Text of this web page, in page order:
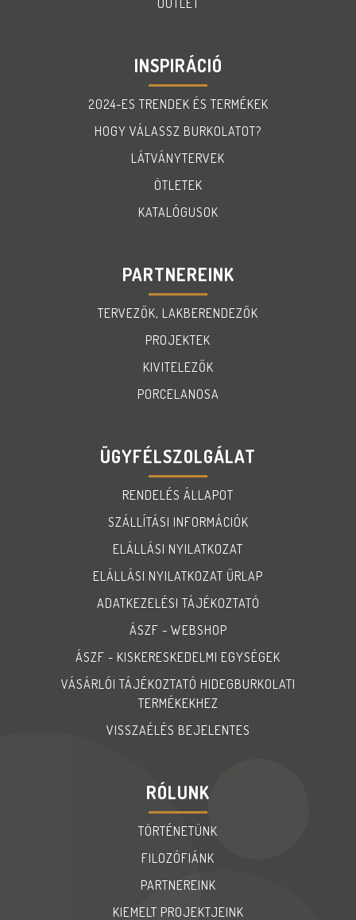
INSPIRÁCIÓ
2024-ES TRENDEK ÉS TERMÉKEK
HOGY VÁLASSZ BURKOLATOT?
LÁTVÁNYTERVEK
ÖTLETEK
KATALÓGUSOK
PARTNEREINK
TERVEZŐK, LAKBERENDEZŐK
PROJEKTEK
KIVITELEZŐK
PORCELANOSA
ÜGYFÉLSZOLGÁLAT
RENDELÉS ÁLLAPOT
SZÁLLÍTÁSI INFORMÁCIÓK
ELÁLLÁSI NYILATKOZAT
ELÁLLÁSI NYILATKOZAT ŰRLAP
ADATKEZELÉSI TÁJÉKOZTATÓ
ÁSZF - WEBSHOP
ÁSZF - KISKERESKEDELMI EGYSÉGEK
VÁSÁRLÓI TÁJÉKOZTATÓ HIDEGBURKOLATI
TERMÉKEKHEZ
VISSZAÉLÉS BEJELENTES
RÓLUNK
TÖRTÉNETÜNK
FILOZÓFIÁNK
PARTNEREINK
KIEMELT PROJEKTJEINK